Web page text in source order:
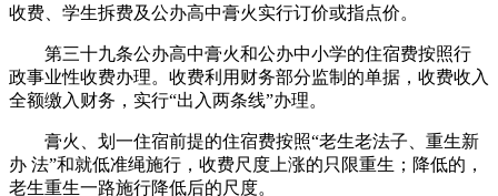
收费、学生拆费及公办高中膏火实行订价或指点价。
第三十九条公办高中膏火和公办中小学的住宿费按照行
政事业性收费办理。收费利用财务部分监制的单据，收费收入
全额缴入财务，实行“出入两条线”办理。
膏火、划一住宿前提的住宿费按照“老生老法子、重生新
办 法”和就低准绳施行，收费尺度上涨的只限重生；降低的，
老生重生一路施行降低后的尺度。